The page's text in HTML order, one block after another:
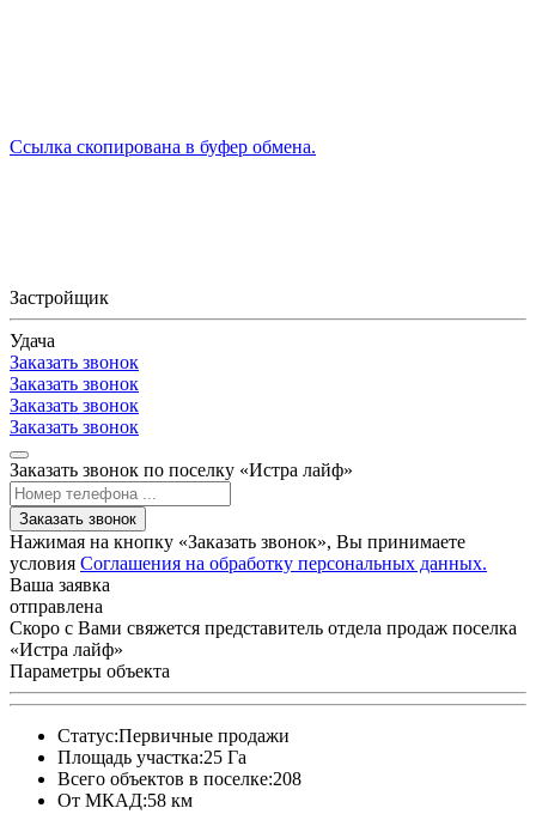
Ссылка скопирована в буфер обмена.
Застройщик
Удача
Заказать звонок
Заказать звонок
Заказать звонок
Заказать звонок
Заказать звонок по поселку «Истра лайф»
Заказать звонок
Нажимая на кнопку «Заказать звонок», Вы принимаете
условия Соглашения на обработку персональных данных.
Ваша заявка
отправлена
Скоро с Вами свяжется представитель отдела продаж поселка
«Истра лайф»
Параметры объекта
Статус:Первичные продажи
Площадь участка:25 Га
Всего объектов в поселке:208
От МКАД:58 км